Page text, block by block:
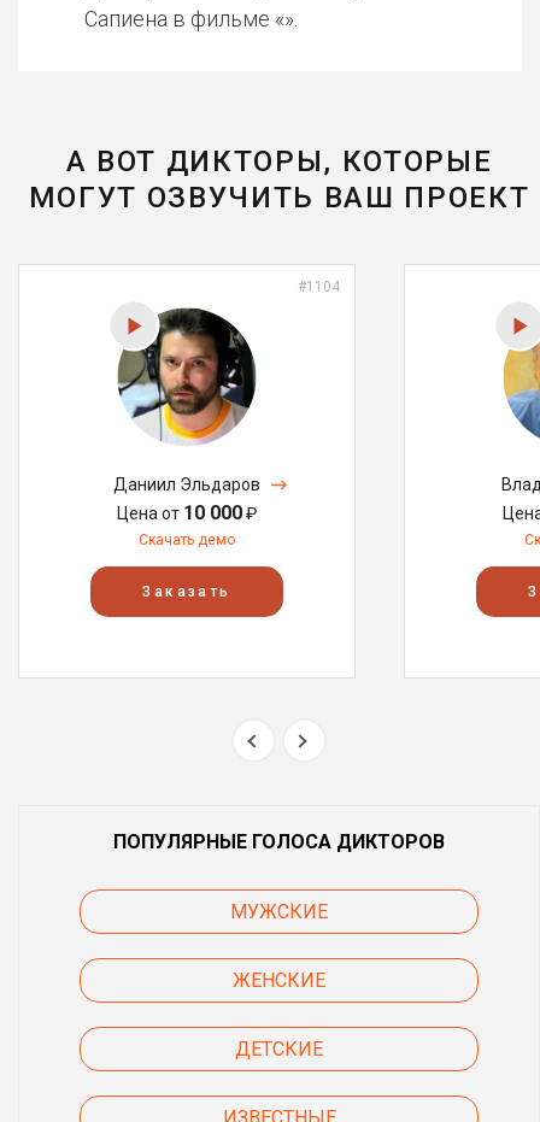
Сапиена в фильме «».
А ВОТ ДИКТОРЫ, КОТОРЫЕ
МОГУТ ОЗВУЧИТЬ ВАШ ПРОЕКТ
#1104
Даниил Эльдаров
Цена от 10 000₽
Скачать демо
Заказать
ПОПУЛЯРНЫЕ ГОЛОСА ДИКТОРОВ
МУЖСКИЕ
ЖЕНСКИЕ
ДЕТСКИЕ